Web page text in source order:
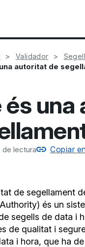
Validador
autoritat de
és
de lectura Copiar
de segellament
és un
segells de data i
de qualitat i
i hora, que ha